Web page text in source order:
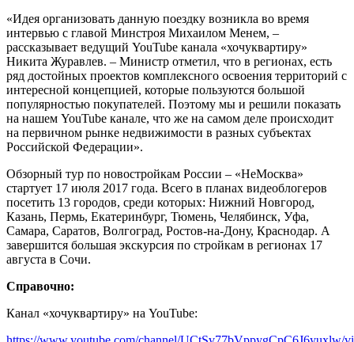
«Идея организовать данную поездку возникла во время
интервью с главой Минстроя Михаилом Менем, –
рассказывает ведущий YouTube канала «хочуквартиру»
Никита Журавлев. – Министр отметил, что в регионах, есть
ряд достойных проектов комплексного освоения территорий с
интересной концепцией, которые пользуются большой
популярностью покупателей. Поэтому мы и решили показать
на нашем YouTube канале, что же на самом деле происходит
на первичном рынке недвижимости в разных субъектах
Российской Федерации».
Обзорный тур по новостройкам России – «НеМосква»
стартует 17 июля 2017 года. Всего в планах видеоблогеров
посетить 13 городов, среди которых: Нижний Новгород,
Казань, Пермь, Екатеринбург, Тюмень, Челябинск, Уфа,
Самара, Саратов, Волгоград, Ростов-на-Дону, Краснодар. А
завершится большая экскурсия по стройкам в регионах 17
августа в Сочи.
Справочно:
Канал «хочуквартиру» на YouTube: